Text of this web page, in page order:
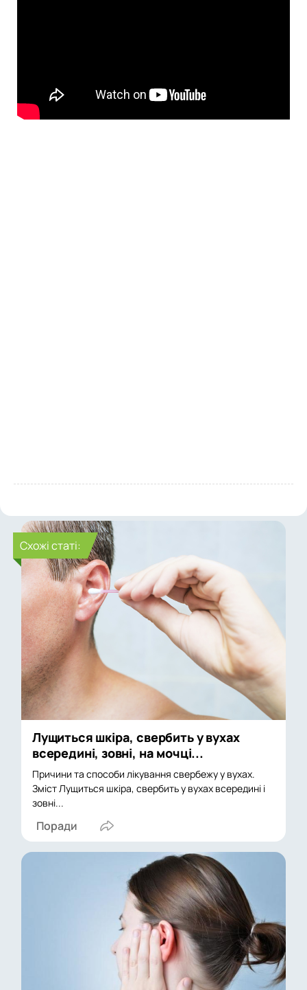
Cхожі статі:
Лущиться шкіра, свербить у вухах
всередині, зовні, на мочці...
Причини та способи лікування свербежу у вухах.
Зміст Лущиться шкіра, свербить у вухах всередині і
зовні...
Поради